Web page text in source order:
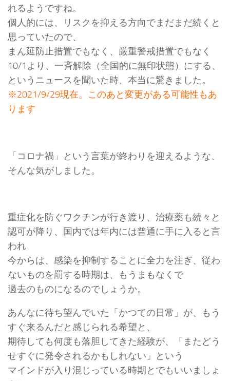
れるようですね。
個人的には、リスクを抑える方向でまだまだ続くと
思っていたので、
まん延防止措置でもなく、厳重警戒措置でもなく
10/1より、一斉解除（全国的に無印状態）にする、
というニュースを聞いた時、本当に驚きました。
※2021/9/29現在。このあと変更がある可能性もあ
ります
「コロナ禍」という言葉が終わりを迎えるような、
そんな気がしました。
重症化を防ぐワクチンが行き渡り、治療薬も続々と
認可が降り、国内では年内には普通に手に入ると言
われ
今からは、感染を抑制することに全力を注ぎ、従わ
ないものを罰する時期は、もうまもなくで
過去のものになるのでしょうか。
あんなに待ち望んでいた「かつての日常」が、もう
すぐ来るんだと感じられる希望と、
期待しても何度も落胆してきた経験が、「またどう
せすぐに発令されるかもしれない」という
マインドが入り混じっている時期とでもいいましょ